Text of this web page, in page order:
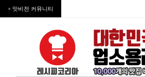
+ 맛비전 커뮤니티